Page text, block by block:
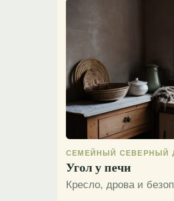
СЕМЕЙНЫЙ СЕВЕРНЫЙ
Угол у печи
Кресло, дрова и